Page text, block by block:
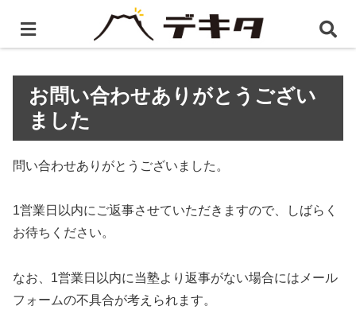
ホーム お問い合わせありがとうございました
お問い合わせありがとうござい
ました
問い合わせありがとうございました。
1営業日以内にご返事させていただきますので、しばらく
お待ちください。
なお、1営業日以内に当塾より返事がない場合にはメール
フォームの不具合が考えられます。